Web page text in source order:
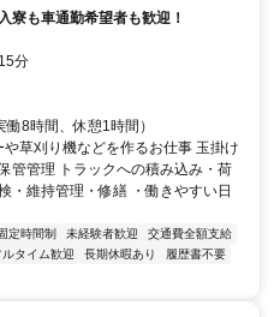
も車通勤希望者も歓迎！
分
8時間、休憩1時間）
草刈り機などを作るお仕事 玉掛け
管管理 トラックへの積み込み・荷
・維持管理・修繕 ・働きやすい日
定時間制 未経験者歓迎
交通費全額支給
ルタイム歓迎 長期休暇あり
履歴書不要